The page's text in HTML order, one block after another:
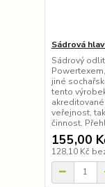
Sádrová
Sádrový
jiné
tento
veřejnost,
činnost.
155,00
128,10 Kč